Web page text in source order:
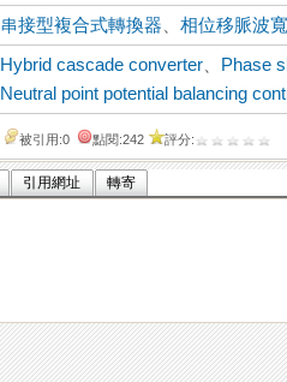
串接型複合式轉換器 、相位移脈波
Hybrid cascade converter Phase
Neutral point potential balancing
被引用:0 點閱:242 評分:
引用網址 轉寄